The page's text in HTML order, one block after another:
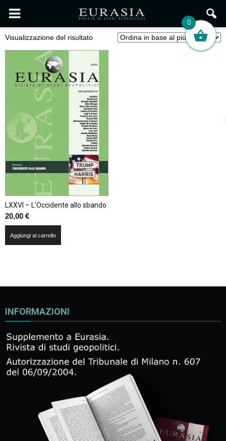
Visualizzazione del risultato
LXXVI – L’Occidente allo sbando
20,00 €
Aggiungi al carrello
INFORMAZIONI
0